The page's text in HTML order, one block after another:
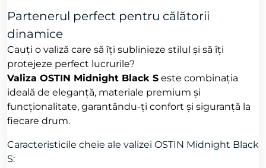
Partenerul perfect pentru călătorii
dinamice
Cauți o valiză care să îți sublinieze stilul și să îți
protejeze perfect lucrurile?
Valiza OSTIN Midnight Black S este combinația
ideală de eleganță, materiale premium și
funcționalitate, garantându-ți confort și siguranță la
fiecare drum.
Caracteristicile cheie ale valizei OSTIN Midnight Black
S: